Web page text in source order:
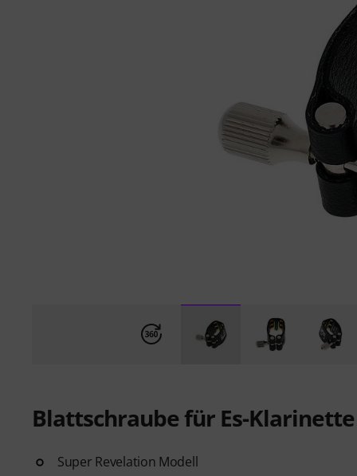
Blattschraube für Es-
Super Revelation Modell